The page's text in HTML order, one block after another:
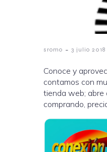
sromo - 3 julio 2018
Conoce y
contamos con
tienda web; abre
comprando,